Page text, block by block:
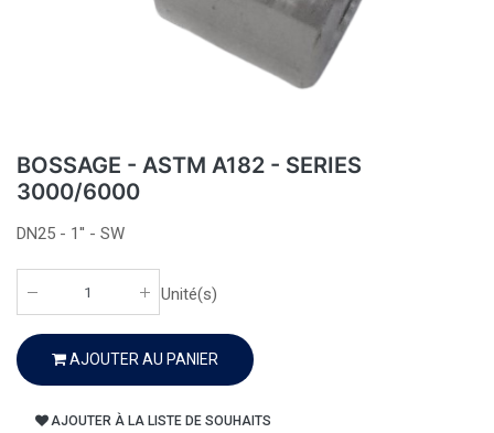
BOSSAGE - ASTM A182 - SERIES
3000/6000
DN25 - 1'' - SW
Unité(s)
AJOUTER AU PANIER
AJOUTER À LA LISTE DE SOUHAITS